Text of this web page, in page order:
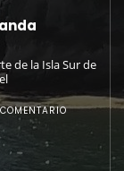
16 km +800 m-
por terreno